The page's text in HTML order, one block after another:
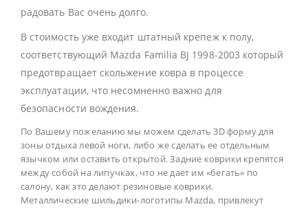
радовать Вас очень долго.
В стоимость уже входит штатный крепеж к полу,
соответствующий Mazda Familia BJ 1998-2003 который
предотвращает скольжение ковра в процессе
эксплуатации, что несомненно важно для
безопасности вождения.
По Вашему пожеланию мы можем сделать 3D форму для
зоны отдыха левой ноги, либо же сделать ее отдельным
язычком или оставить открытой. Задние коврики крепятся
между собой на липучках, что не дает им «бегать» по
салону, как это делают резиновые коврики.
Металлические шильдики-логотипы Mazda, привлекут